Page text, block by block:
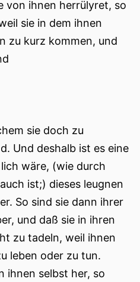
von ihnen herrülyret, so
sie in dem ihnen
zu kurz kommen, und
sie doch zu
Und deshalb ist es eine
wäre, (wie durch
ist;) dieses leugnen
So sind sie dann ihrer
und daß sie in ihren
zu tadeln, weil ihnen
leben oder zu tun.
ihnen selbst her, so